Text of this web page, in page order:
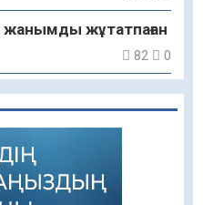
жанымды жұтатпаған
82 0
дамуының айғағы
жерді түлеткен
бар